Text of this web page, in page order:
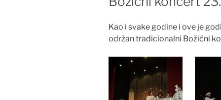
Kao i svake godine i ove je
održan tradicionalni Božićni